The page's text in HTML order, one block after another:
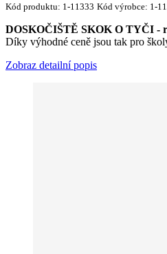
Kód produktu: 1-11333 Kód výrobce: 1-
DOSKOČIŠTĚ SKOK O TYČI -
Díky výhodné ceně jsou tak pro
Zobraz detailní popis